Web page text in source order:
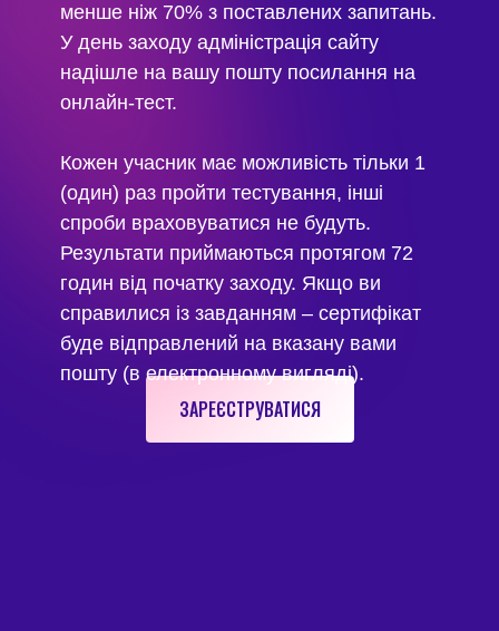
менше ніж 70% з поставлених запитань.
У день заходу адміністрація сайту
надішле на вашу пошту посилання на
онлайн-тест.
Кожен учасник має можливість тільки 1
(один) раз пройти тестування, інші
спроби враховуватися не будуть.
Результати приймаються протягом 72
годин від початку заходу. Якщо ви
справилися із завданням – сертифікат
буде відправлений на вказану вами
пошту (в електронному вигляді).
ЗАРЕЄСТРУВАТИСЯ